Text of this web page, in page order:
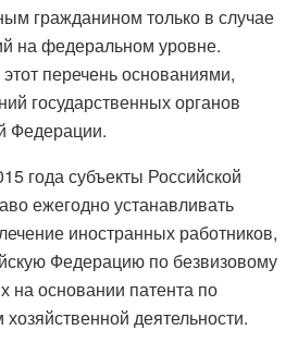
гражданином только в случае
на федеральном уровне.
перечень основаниями,
государственных органов
Федерации.
года субъекты Российской
ежегодно устанавливать
иностранных работников,
Федерацию по безвизовому
основании патента по
деятельности.